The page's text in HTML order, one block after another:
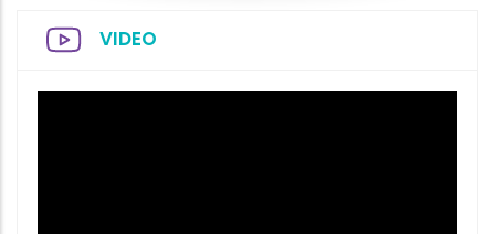
VIDEO